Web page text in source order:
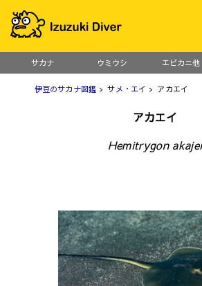
サカナ ウミウシ エビカニ他
伊豆のサカナ図鑑 >サメ・エイ > アカエイ
アカエイ
Hemitrygon akajei